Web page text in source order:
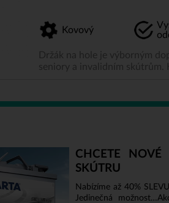
Kovový
Držák na hole je výborným
seniory a invalidním skútrům.
CHCETE
SKÚTRU
Nabízíme až 40%
Jedinečná